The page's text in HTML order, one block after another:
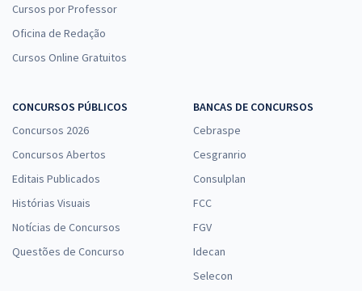
Cursos por Professor
Oficina de Redação
Cursos Online Gratuitos
CONCURSOS PÚBLICOS
Concursos 2026
Concursos Abertos
Editais Publicados
Histórias Visuais
Notícias de Concursos
Questões de Concurso
BANCAS DE CONCURSOS
Cebraspe
Cesgranrio
Consulplan
FCC
FGV
Idecan
Selecon